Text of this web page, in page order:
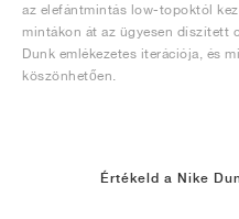
az elefántmintás low-topoktól
mintákon át az ügyesen díszített
Dunk emlékezetes iterációja, és
köszönhetően.
Értékeld a Nike